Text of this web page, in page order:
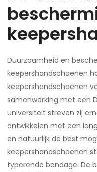
Duurzaamheid en
keepershandschoenen
keepershandschoenen
samenwerking met een
universiteit streven zij
ontwikkelen met een
en natuurlijk de best
keepershandschoenen
typerende bandage. De